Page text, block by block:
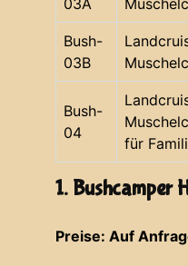
03A
Bush-
03B
Bush-
04
für
1. Bushcamper
Preise: Auf